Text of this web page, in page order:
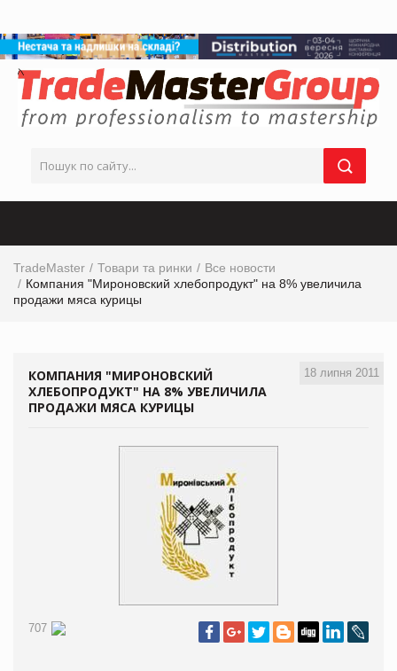
TradeMaster Товари та ринки
Все новости
Компания "Мироновский хлебопродукт" на 8% увеличила
продажи мяса курицы
18 липня 2011
КОМПАНИЯ "МИРОНОВСКИЙ
ХЛЕБОПРОДУКТ" НА 8% УВЕЛИЧИЛА
ПРОДАЖИ МЯСА КУРИЦЫ
707